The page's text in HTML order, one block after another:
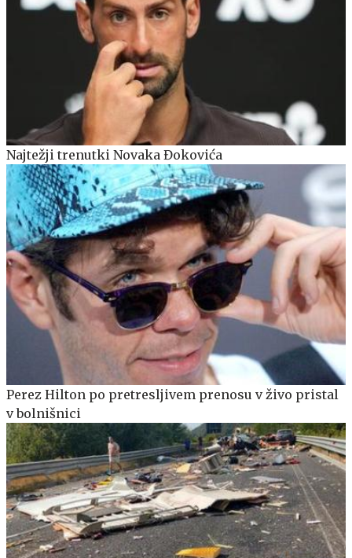
Najtežji trenutki Novaka Đokovića
Perez Hilton po pretresljivem prenosu v živo pristal
v bolnišnici